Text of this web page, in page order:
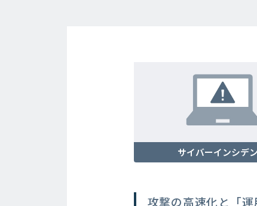
サイバーインシデ
攻撃の高速化と「